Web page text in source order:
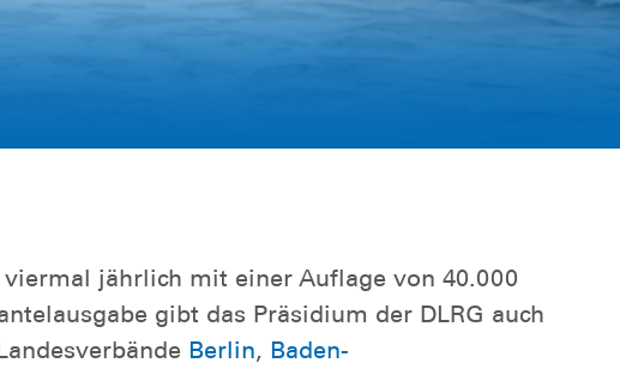
jährlich mit einer Auflage von 40.000
gibt das Präsidium der DLRG auch
Berlin, Baden-